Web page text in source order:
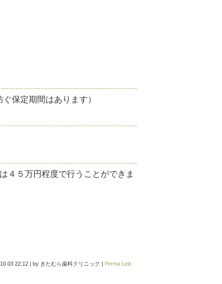
保定期間はあります）
５万円程度で行うことができま
22:12 by きたむら歯科クリニック Perma Link